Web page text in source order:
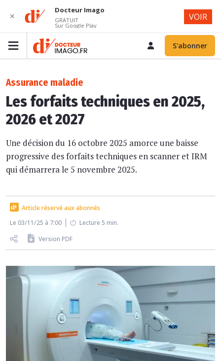
S'abonner
Assurance maladie
Les forfaits techniques en 2025,
2026 et 2027
Une décision du 16 octobre 2025 amorce une baisse
progressive des forfaits techniques en scanner et IRM
qui démarrera le 5 novembre 2025.
Article réservé aux abonnés
Le 03/11/25 à 7:00
Lecture 5 min.
Version PDF
✕
Docteur Imago
GRATUIT
Sur Google Play
VOIR